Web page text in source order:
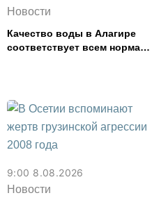
Новости
Качество воды в Алагире
соответствует всем нормам
9:00 8.08.2026
Новости